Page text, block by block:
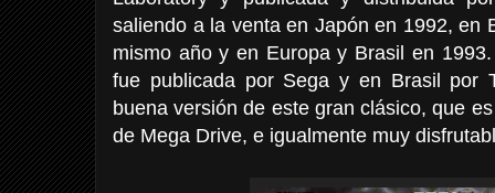
saliendo a la venta en Japón en 1992, en
mismo año y en Europa y Brasil en
fue publicada por Sega y en Brasil por
buena versión de este gran clásico, que
de Mega Drive, e igualmente muy